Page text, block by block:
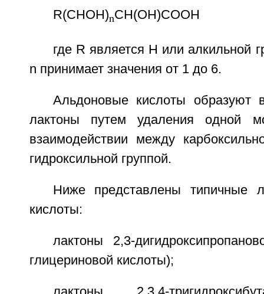
R(СНОН)nCH(ОН)СООН
где R является Н или алкильной
n принимает значения от 1 до 6.
Альдоновые кислоты образуют
лактоны путем удаления одной
взаимодействии между
гидроксильной группой.
Ниже представлены типичные
кислоты:
лактоны 2,3-
глицериновой кислоты);